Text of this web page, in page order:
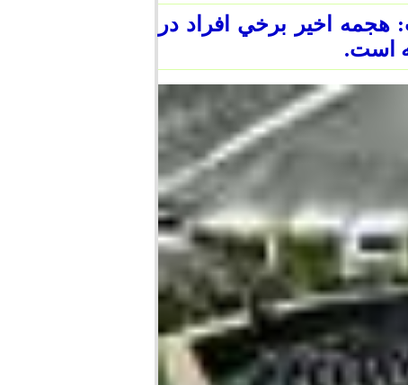
اخير برخي افراد در
است.